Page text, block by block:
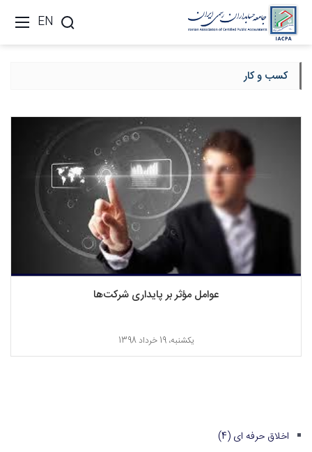
EN
کسب و کار
عوامل مؤثر بر پایداری شركت‌ها
یکشنبه، 19 خرداد 1398
اخلاق حرفه ای (4)